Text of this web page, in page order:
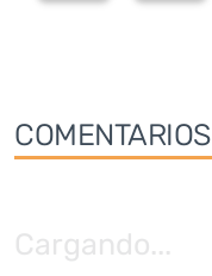
COMENTARIOS
Cargando...